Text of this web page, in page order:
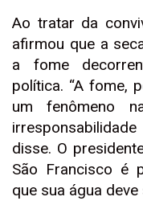
Ao tratar da
afirmou que a
a fome
política. “A fome,
um fenômeno
disse. O
São Francisco é
que sua água